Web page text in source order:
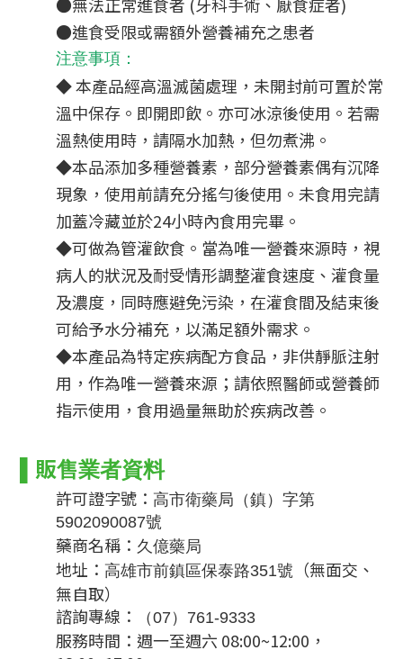
●無法正常進食者 (牙科手術、厭食症者)
●進食受限或需額外營養補充之患者
注意事項 ：
◆ 本產品經高溫滅菌處理，未開封前可置於常
溫中保存。即開即飲。亦可冰涼後使用。若需
溫熱使用時，請隔水加熱，但勿煮沸。
◆本品添加多種營養素，部分營養素偶有沉降
現象，使用前請充分搖勻後使用。未食用完請
加蓋冷藏並於24小時內食用完畢。
◆可做為管灌飲食。當為唯一營養來源時，視
病人的狀況及耐受情形調整灌食速度、灌食量
及濃度，同時應避免污染，在灌食間及結束後
可給予水分補充，以滿足額外需求。
◆本產品為特定疾病配方食品，非供靜脈注射
用，作為唯一營養來源；請依照醫師或營養師
指示使用，食用過量無助於疾病改善。
▌ 販售業者資料
許可證字號： 高市衛藥局（鎮）字第
5902090087號
藥商名稱： 久億藥局
地址： 高雄市前鎮區保泰路351號
（無面交、
無自取）
諮詢專線：
（07）761-9333
服務時間：週一至週六 08:00~12:00，